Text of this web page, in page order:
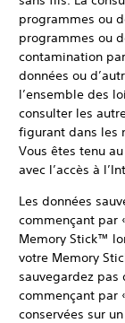
programmes ou
programmes ou
contamination
données ou
l’ensemble des
consulter les
figurant dans les
Vous êtes tenu
avec l’accès à
Les données
commençant par
Memory Stick™
votre Memory
sauvegardez pas
commençant par
conservées sur